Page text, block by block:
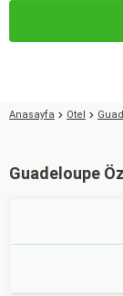
Anasayfa Otel
Guadeloupe